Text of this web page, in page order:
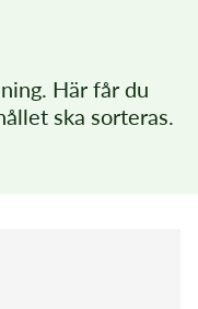
Här får du
ska sorteras.